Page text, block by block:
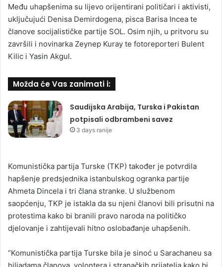
Među uhapšenima su lijevo orijentirani političari i aktivisti,
uključujući Denisa Demirdogena, pisca Barisa Incea te
članove socijalističke partije SOL. Osim njih, u pritvoru su
završili i novinarka Zeynep Kuray te fotoreporteri Bulent
Kilic i Yasin Akgul.
Možda će Vas zanimati i:
Saudijska Arabija, Turska i Pakistan
potpisali odbrambeni savez
3 days ranije
Komunistička partija Turske (TKP) također je potvrdila
hapšenje predsjednika istanbulskog ogranka partije
Ahmeta Dincela i tri člana stranke. U službenom
saopćenju, TKP je istakla da su njeni članovi bili prisutni na
protestima kako bi branili pravo naroda na političko
djelovanje i zahtijevali hitno oslobađanje uhapšenih.
“Komunistička partija Turske bila je sinoć u Sarachaneu sa